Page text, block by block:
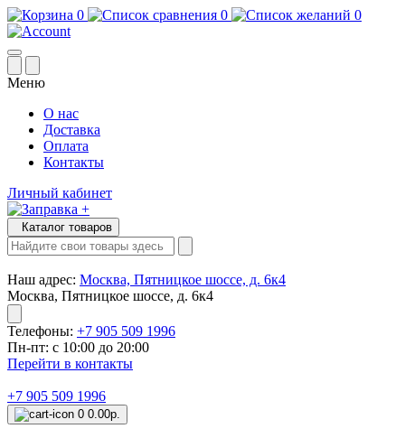
0 0 0
Меню
О нас
Доставка
Оплата
Контакты
Личный кабинет
Каталог товаров
Наш адрес: Москва, Пятницкое шоссе, д. 6к4
Москва, Пятницкое шоссе, д. 6к4
Телефоны: +7 905 509 1996
Пн-пт: с 10:00 до 20:00
Перейти в контакты
+7 905 509 1996
0 0.00р.